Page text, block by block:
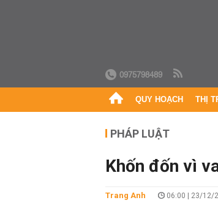
0975798489
QUY HOẠCH THỊ
PHÁP LUẬT
Khốn đốn vì
Trang Anh 06:00 | 23/12/